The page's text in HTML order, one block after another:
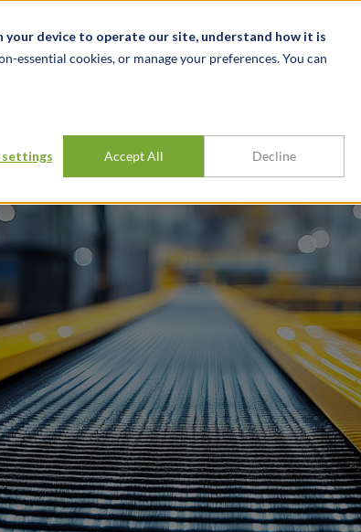
device to operate our site, understand how it is
essential cookies, or manage your preferences. You can
settings Accept All Decline
出售提供